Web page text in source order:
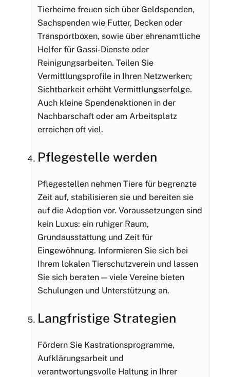
Tierheime freuen sich über Geldspenden,
Sachspenden wie Futter, Decken oder
Transportboxen, sowie über ehrenamtliche
Helfer für Gassi-Dienste oder
Reinigungsarbeiten. Teilen Sie
Vermittlungsprofile in Ihren Netzwerken;
Sichtbarkeit erhöht Vermittlungserfolge.
Auch kleine Spendenaktionen in der
Nachbarschaft oder am Arbeitsplatz
erreichen oft viel.
Pflegestelle werden
Pflegestellen nehmen Tiere für begrenzte
Zeit auf, stabilisieren sie und bereiten sie
auf die Adoption vor. Voraussetzungen sind
kein Luxus: ein ruhiger Raum,
Grundausstattung und Zeit für
Eingewöhnung. Informieren Sie sich bei
Ihrem lokalen Tierschutzverein und lassen
Sie sich beraten — viele Vereine bieten
Schulungen und Unterstützung an.
Langfristige Strategien
Fördern Sie Kastrationsprogramme,
Aufklärungsarbeit und
verantwortungsvolle Haltung in Ihrer